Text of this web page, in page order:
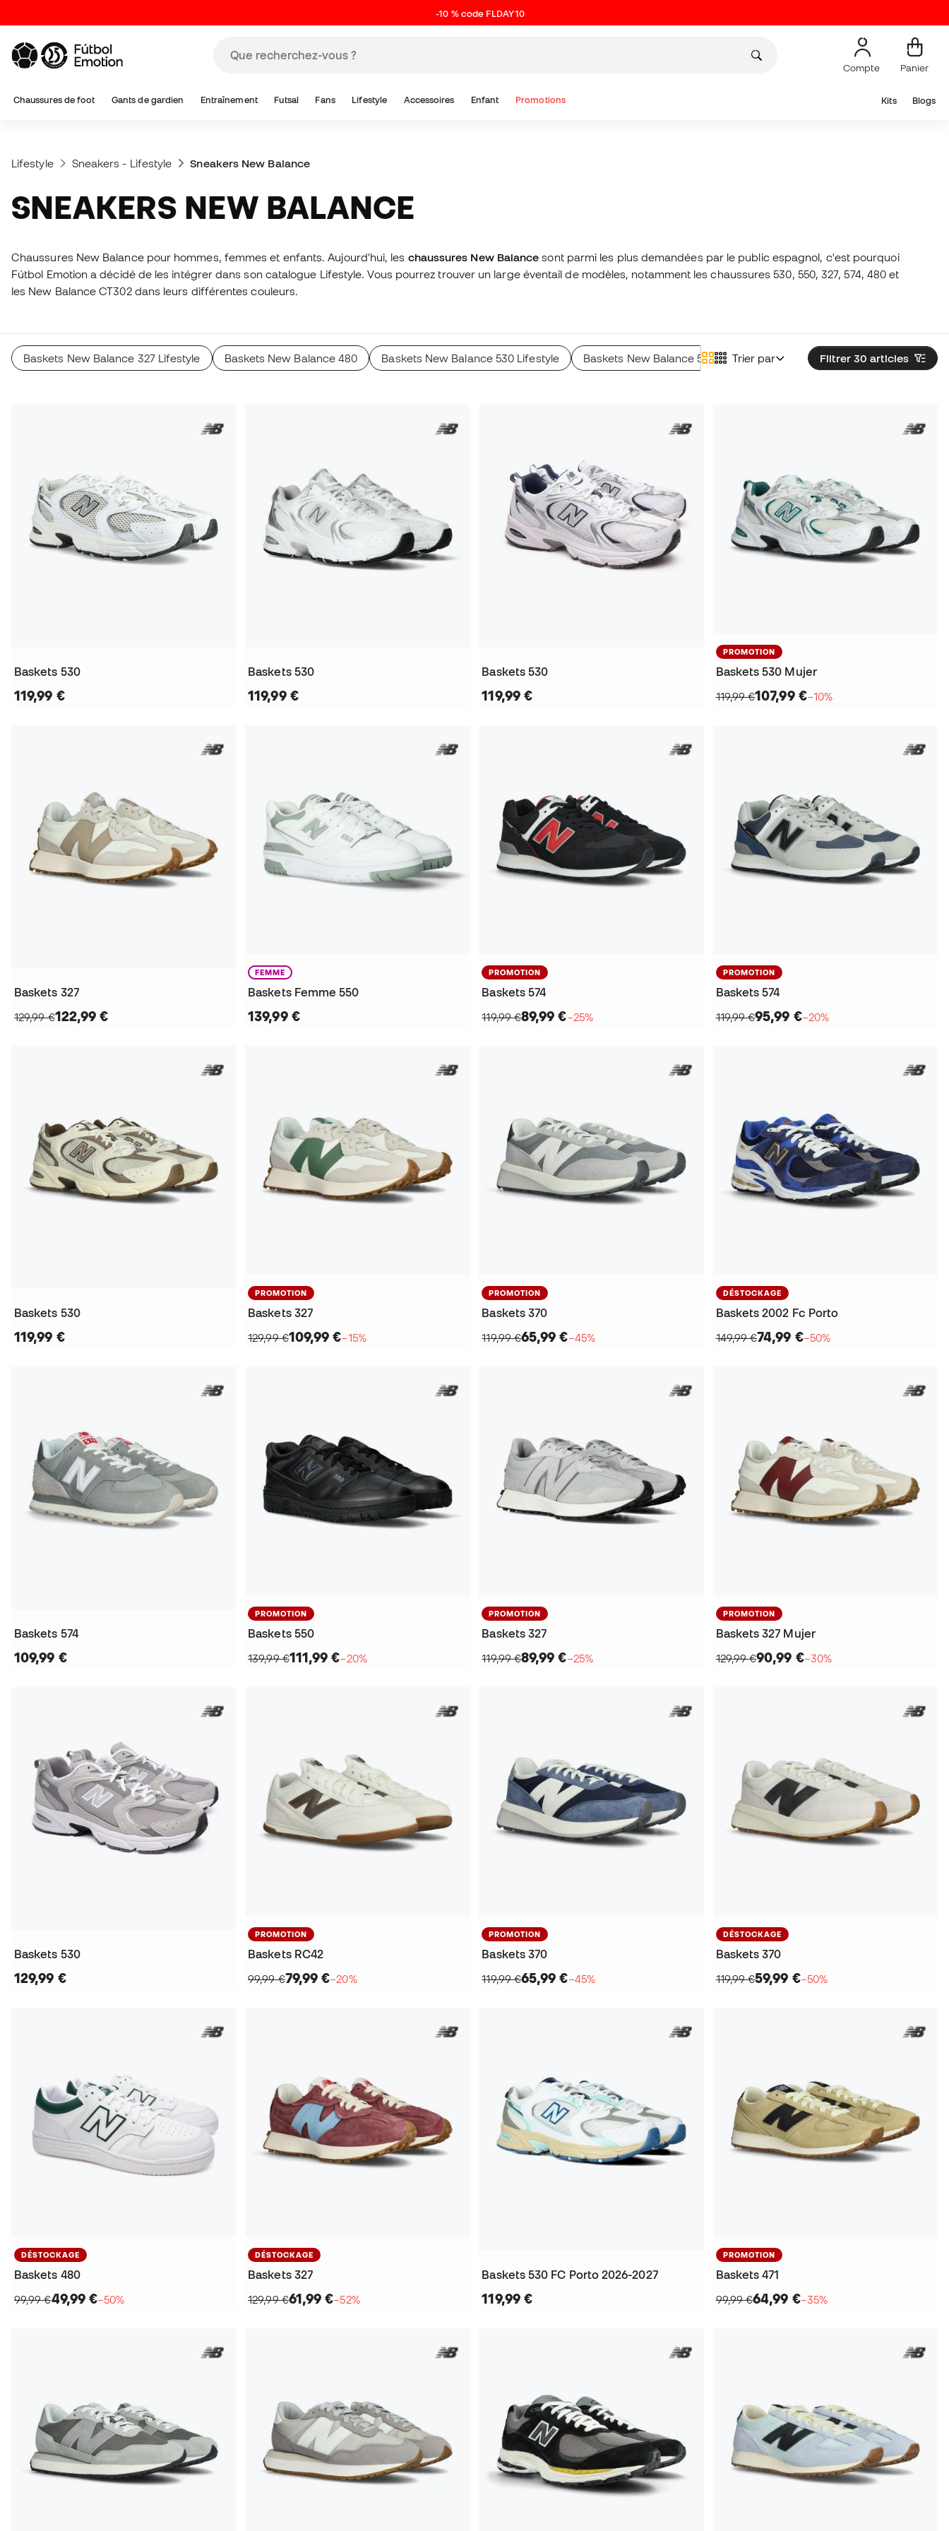
-10 % code FLDAY10
Compte Panier
Chaussures de foot Gants de gardien Entraînement Futsal Fans Lifestyle Accessoires Enfant Promotions Kits Blogs
Lifestyle Sneakers - Lifestyle Sneakers New Balance
SNEAKERS NEW BALANCE
Chaussures New Balance pour hommes, femmes et enfants. Aujourd'hui, les chaussures New Balancesont parmi les plus demandées par le public espagnol, c'est pourquoi
Fútbol Emotion a décidé de les intégrer dans son catalogue Lifestyle. Vous pourrez trouver un large éventail de modèles, notamment les chaussures 530, 550, 327, 574, 480 et
les New Balance CT302 dans leurs différentes couleurs.
Filtrer 30 articles
Trier par
Baskets New Balance 327 Lifestyle Baskets New Balance 480 Baskets New Balance 530 Lifestyle Baskets New Balance 574 Lifestyle
Baskets 530
119,99 €
Baskets 530
119,99 €
Baskets 530
119,99 €
PROMOTION
Baskets 530 Mujer
119,99 €107,99 €−10%
Baskets 327
129,99 €122,99 €
FEMME
Baskets Femme 550
139,99 €
PROMOTION
Baskets 574
119,99 €89,99 €−25%
PROMOTION
Baskets 574
119,99 €95,99 €−20%
Baskets 530
119,99 €
PROMOTION
Baskets 327
129,99 €109,99 €−15%
PROMOTION
Baskets 370
119,99 €65,99 €−45%
DÉSTOCKAGE
Baskets 2002 Fc Porto
149,99 €74,99 €−50%
Baskets 574
109,99 €
PROMOTION
Baskets 550
139,99 €111,99 €−20%
PROMOTION
Baskets 327
119,99 €89,99 €−25%
PROMOTION
Baskets 327 Mujer
129,99 €90,99 €−30%
Baskets 530
129,99 €
PROMOTION
Baskets RC42
99,99 €79,99 €−20%
PROMOTION
Baskets 370
119,99 €65,99 €−45%
DÉSTOCKAGE
Baskets 370
119,99 €59,99 €−50%
DÉSTOCKAGE
Baskets 480
99,99 €49,99 €−50%
DÉSTOCKAGE
Baskets 327
129,99 €61,99 €−52%
Baskets 530 FC Porto 2026-2027
119,99 €
PROMOTION
Baskets 471
99,99 €64,99 €−35%